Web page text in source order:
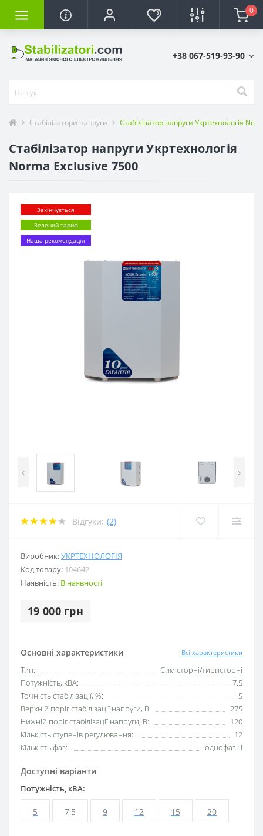
0
+38 067-519-93-90
Стабілізатори напруги Стабілізатор напруги Укртехнологія
Стабілізатор напруги Укртехнологія
Norma Exclusive 7500
Закінчується
Зелений тариф
Наша рекомендація
‹ ›
Відгуки: (2)
Виробник:УКРТЕХНОЛОГІЯ
Код товару: 104642
Наявність: В наявності
19 000 грн
Основні характеристики Всі характеристики
Тип:
Симісторні/тиристорні
Потужність, кВА:
7.5
Точність стабілізації, %:
5
Верхній поріг стабілізації напруги, В:
275
Нижній поріг стабілізації напруги, В:
120
Кількість ступенів регулювання:
12
Кількість фаз:
однофазні
Доступні варіанти
Потужність, кВА:
5 7.5 9 12 15 20